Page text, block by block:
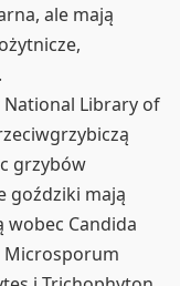
ale mają
Library of
grzybów
goździki mają
wobec Candida
Microsporum